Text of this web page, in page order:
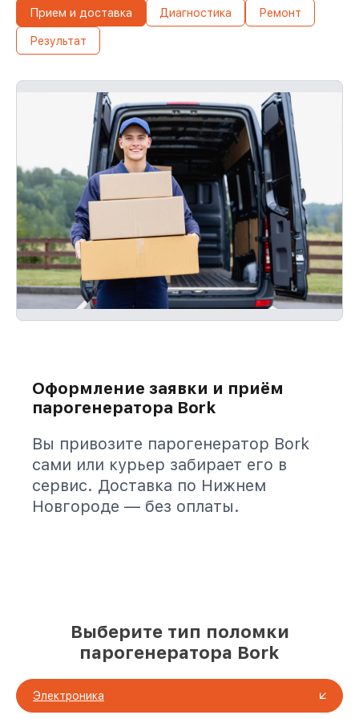
С документами о гарантии, мы устраним
неисправности повторно без очереди.
Прием и доставка Диагностика Ремонт
Результат
Оформление заявки и приём
парогенератора Bork
Вы привозите парогенератор Bork
сами или курьер забирает его в
сервис. Доставка по Нижнем
Новгороде — без оплаты.
Выберите тип поломки
парогенератора Bork
Электроника